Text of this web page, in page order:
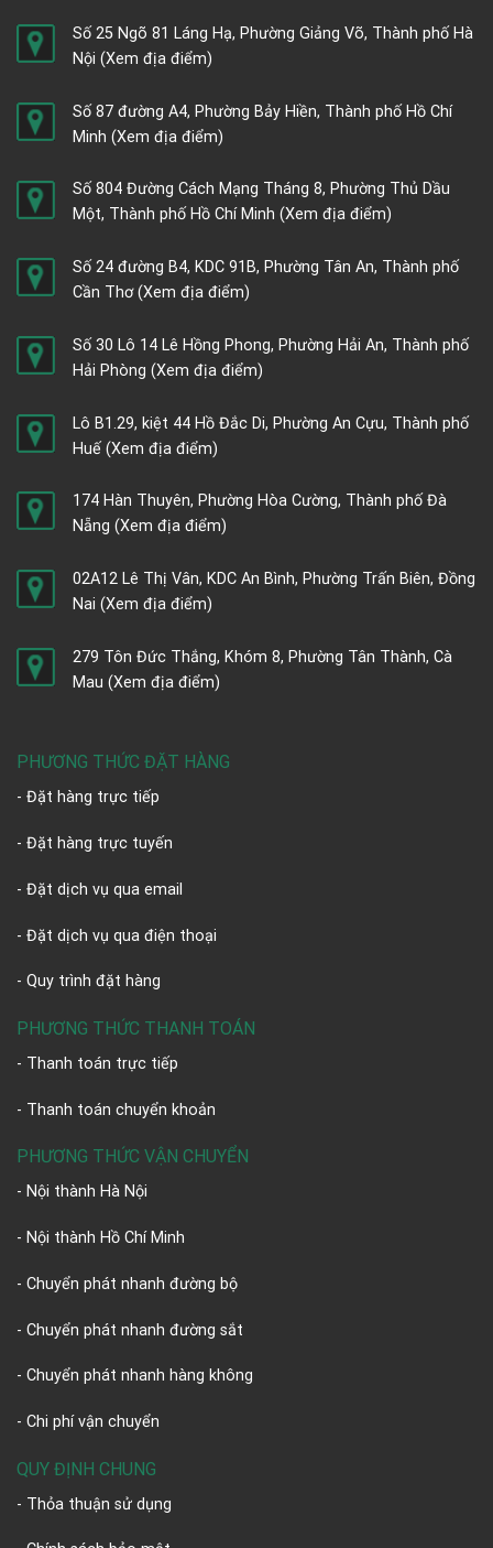
Số 25 Ngõ 81 Láng Hạ, Phường Giảng Võ, Thành phố Hà
Nội (Xem địa điểm)
Số 87 đường A4, Phường Bảy Hiền, Thành phố Hồ Chí
Minh (Xem địa điểm)
Số 804 Đường Cách Mạng Tháng 8, Phường Thủ Dầu
Một, Thành phố Hồ Chí Minh (Xem địa điểm)
Số 24 đường B4, KDC 91B, Phường Tân An, Thành phố
Cần Thơ(Xem địa điểm)
Số 30 Lô 14 Lê Hồng Phong, Phường Hải An, Thành phố
Hải Phòng (Xem địa điểm)
Lô B1.29, kiệt 44 Hồ Đắc Di, Phường An Cựu, Thành phố
Huế (Xem địa điểm)
174 Hàn Thuyên, Phường Hòa Cường, Thành phố Đà
Nẵng (Xem địa điểm)
02A12 Lê Thị Vân, KDC An Bình, Phường Trấn Biên, Đồng
Nai (Xem địa điểm)
279 Tôn Đức Thắng, Khóm 8, Phường Tân Thành, Cà
Mau (Xem địa điểm)
PHƯƠNG THỨC ĐẶT HÀNG
- Đặt hàng trực tiếp
- Đặt hàng trực tuyến
- Đặt dịch vụ qua email
- Đặt dịch vụ qua điện thoại
- Quy trình đặt hàng
PHƯƠNG THỨC THANH TOÁN
- Thanh toán trực tiếp
- Thanh toán chuyển khoản
PHƯƠNG THỨC VẬN CHUYỂN
- Nội thành Hà Nội
- Nội thành Hồ Chí Minh
- Chuyển phát nhanh đường bộ
- Chuyển phát nhanh đường sắt
- Chuyển phát nhanh hàng không
- Chi phí vận chuyển
QUY ĐỊNH CHUNG
- Thỏa thuận sử dụng